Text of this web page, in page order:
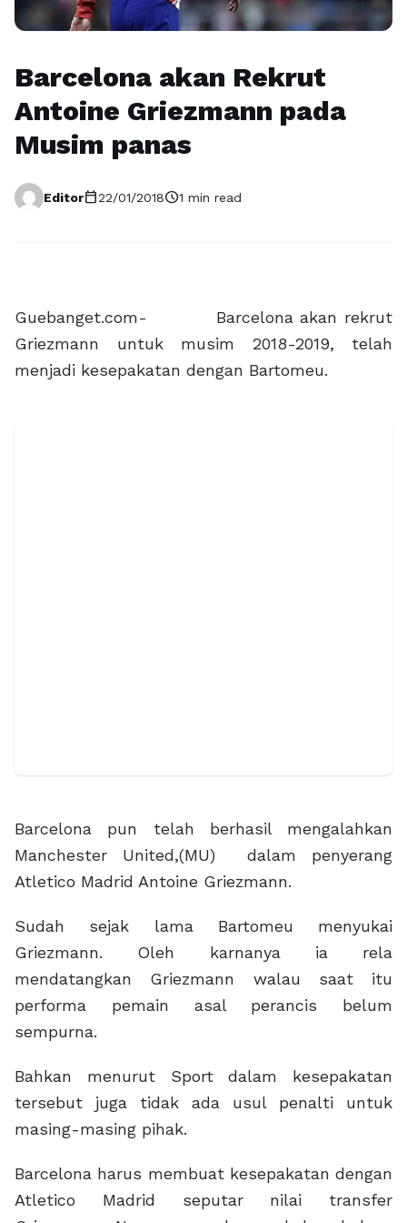
Barcelona akan Rekrut
Antoine Griezmann pada
Musim panas
Editorcalendar_today22/01/2018schedule1 min read
Guebanget.com- Barcelona akan rekrut
Griezmann untuk musim 2018-2019, telah
menjadi kesepakatan dengan Bartomeu.
Barcelona pun telah berhasil mengalahkan
Manchester United,(MU) dalam penyerang
Atletico Madrid Antoine Griezmann.
Sudah sejak lama Bartomeu menyukai
Griezmann. Oleh karnanya ia rela
mendatangkan Griezmann walau saat itu
performa pemain asal perancis belum
sempurna.
Bahkan menurut Sport dalam kesepakatan
tersebut juga tidak ada usul penalti untuk
masing-masing pihak.
Barcelona harus membuat kesepakatan dengan
Atletico Madrid seputar nilai transfer